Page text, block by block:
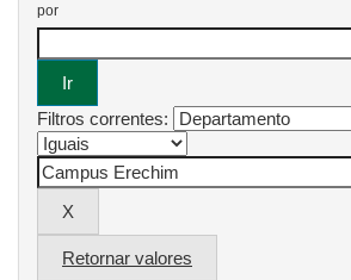
por
Filtros correntes:
Retornar valores